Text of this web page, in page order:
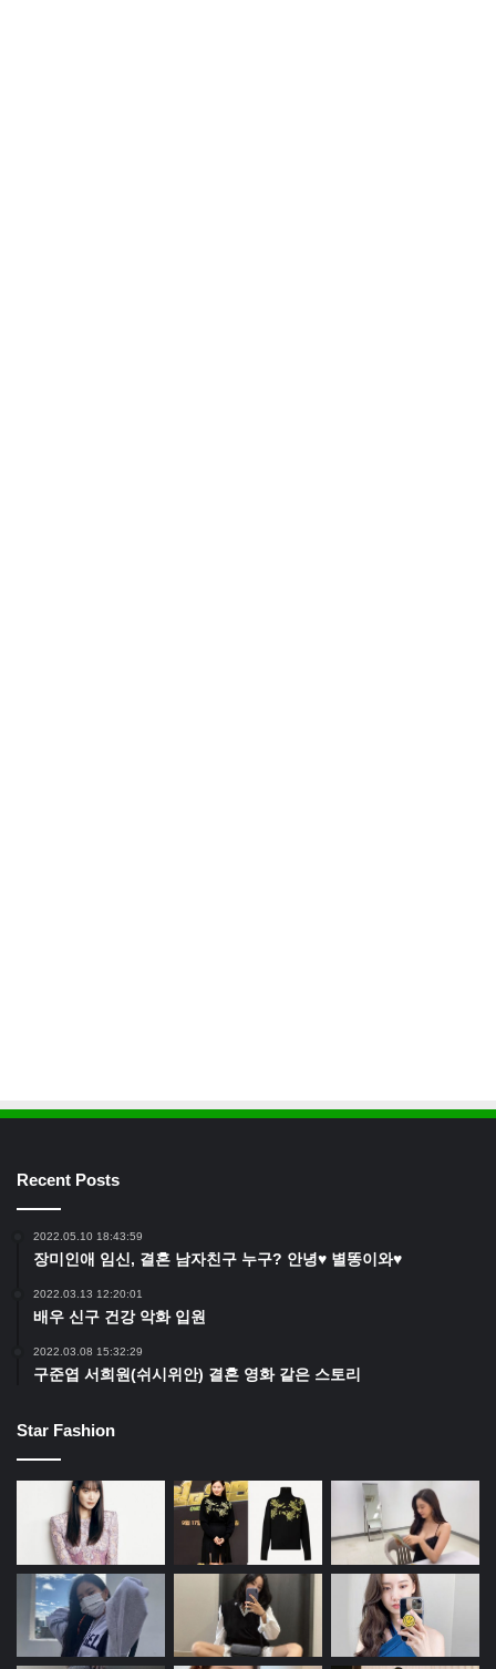
Recent Posts
2022.05.10 18:43:59
장미인애 임신, 결혼 남자친구 누구? 안녕♥ 별똥이와♥
2022.03.13 12:20:01
배우 신구 건강 악화 입원
2022.03.08 15:32:29
구준엽 서희원(쉬시위안) 결혼 영화 같은 스토리
Star Fashion